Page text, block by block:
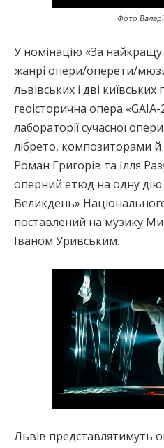
Фото
У номінацію «За найкращу
жанрі опери/оперети/
львівських і дві
геоісторична опера
лабораторії сучасної
лібрето, композиторами й
Роман Григорів та Ілля
оперний етюд на одну дію
Великдень»
поставлений на музику
Іваном Уривським.
Львів представлятимуть